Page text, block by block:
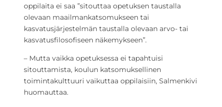
oppilaita ei saa ”sitouttaa opetuksen taustalla
olevaan maailmankatsomukseen tai
kasvatusjärjestelmän taustalla olevaan arvo- tai
kasvatusfilosofiseen näkemykseen”.
– Mutta vaikka opetuksessa ei tapahtuisi
sitouttamista, koulun katsomuksellinen
toimintakulttuuri vaikuttaa oppilaisiin, Salmenkivi
huomauttaa.